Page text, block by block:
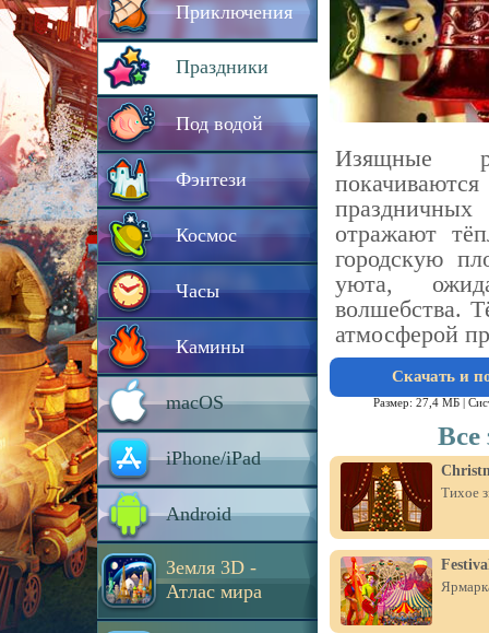
Приключения
Праздники
Под водой
Фэнтези
Космос
Часы
Камины
macOS
iPhone/iPad
Android
Земля 3D -
Атлас мира
Изящные
отражают
городскую
уюта,
волшебства.
атмосферой
Скачать и
Размер: 27,4 МБ |
Все
Тихое